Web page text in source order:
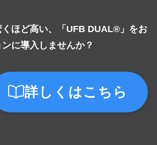
くほど高い、「UFB DUAL®」をお
に導入しませんか？
詳しくはこちら